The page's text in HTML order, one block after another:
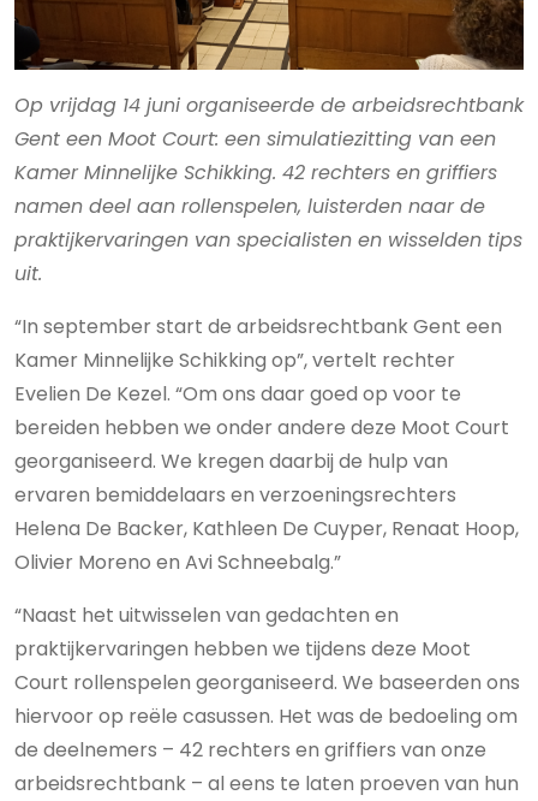
Op vrijdag 14 juni organiseerde de arbeidsrechtbank
Gent een Moot Court: een simulatiezitting van een
Kamer Minnelijke Schikking. 42 rechters en griffiers
namen deel aan rollenspelen, luisterden naar de
praktijkervaringen van specialisten en wisselden tips
uit.
“In september start de arbeidsrechtbank Gent een
Kamer Minnelijke Schikking op”, vertelt rechter
Evelien De Kezel. “Om ons daar goed op voor te
bereiden hebben we onder andere deze Moot Court
georganiseerd. We kregen daarbij de hulp van
ervaren bemiddelaars en verzoeningsrechters
Helena De Backer, Kathleen De Cuyper, Renaat Hoop,
Olivier Moreno en Avi Schneebalg.”
“Naast het uitwisselen van gedachten en
praktijkervaringen hebben we tijdens deze Moot
Court rollenspelen georganiseerd. We baseerden ons
hiervoor op reële casussen. Het was de bedoeling om
de deelnemers – 42 rechters en griffiers van onze
arbeidsrechtbank – al eens te laten proeven van hun